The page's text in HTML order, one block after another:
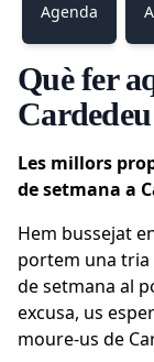
Agenda
Què fer
Cardedeu
Les millors
de setmana a
Hem bussejat
portem una
de setmana al
excusa, us
moure-us de